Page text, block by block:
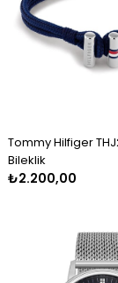
Tommy Hilfiger
Bileklik
₺2.200,00